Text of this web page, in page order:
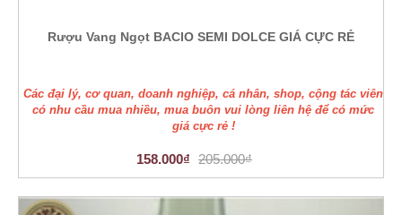
Rượu Vang Ngọt BACIO SEMI DOLCE GIÁ CỰC RẺ
Các đại lý, cơ quan, doanh nghiệp, cá nhân, shop, cộng tác viên
có nhu cầu mua nhiều, mua buôn vui lòng liên hệ để có mức
giá cực rẻ !
158.000₫ 205.000₫